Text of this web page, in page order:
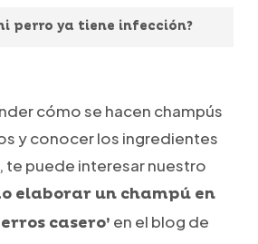
perro ya tiene infección?
cómo se hacen champús
y conocer los ingredientes
te puede interesar nuestro
elaborar un champú en
casero’ en el blog de